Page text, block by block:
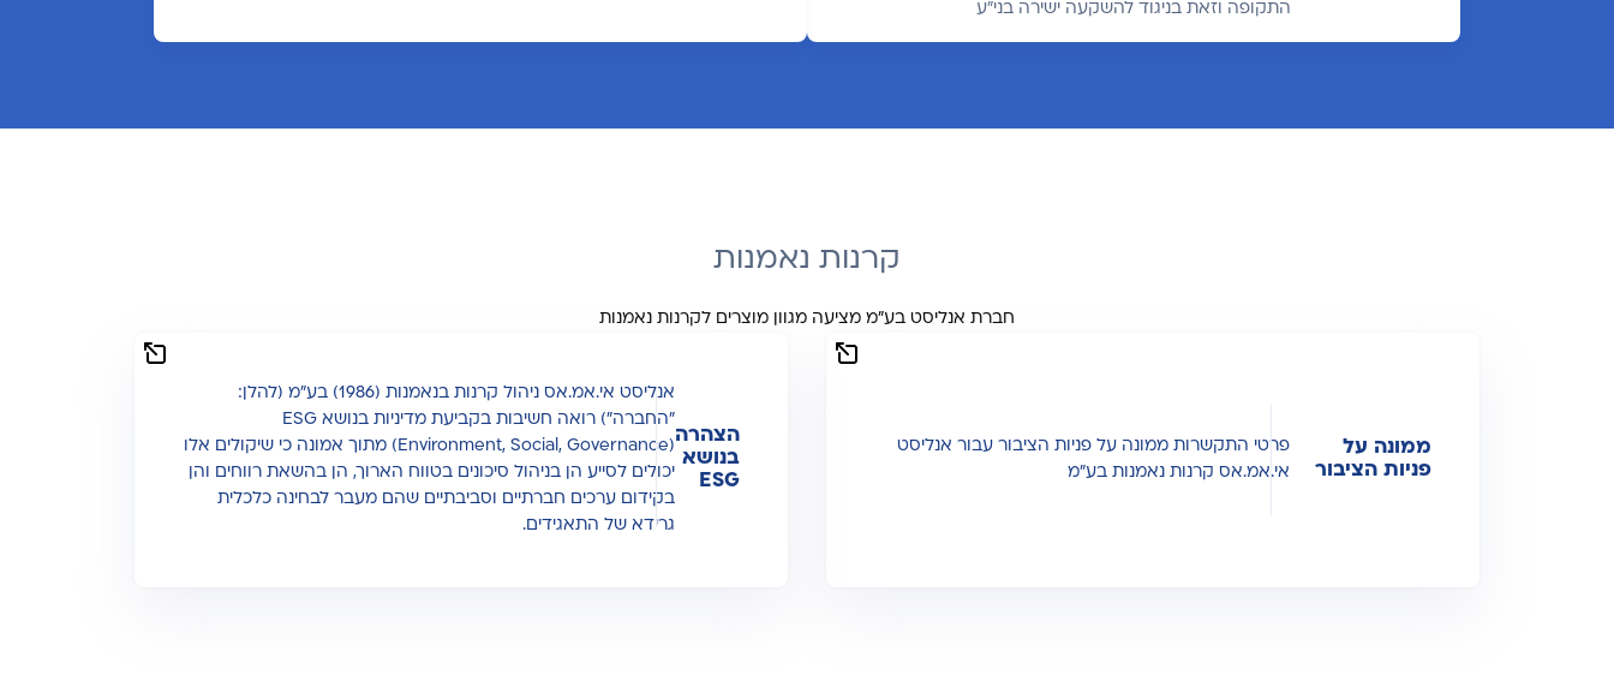
התקופה וזאת בניגוד להשקעה ישירה בני"ע
קרנות נאמנות
חברת אנליסט בע"מ מציעה מגוון מוצרים לקרנות נאמנות
ממונה על
פניות הציבור
פרטי התקשרות ממונה על פניות הציבור עבור אנליסט
אי.אמ.אס קרנות נאמנות בע"מ
הצהרה
בנושא
ESG
אנליסט אי.אמ.אס ניהול קרנות בנאמנות (1986) בע"מ (להלן:
"החברה") רואה חשיבות בקביעת מדיניות בנושא ESG
(Environment, Social, Governance) מתוך אמונה כי שיקולים אלו
יכולים לסייע הן בניהול סיכונים בטווח הארוך, הן בהשאת רווחים והן
בקידום ערכים חברתיים וסביבתיים שהם מעבר לבחינה כלכלית
גרידא של התאגידים.